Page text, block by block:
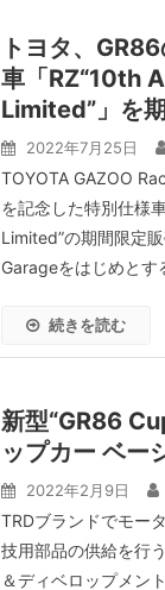
トヨタ、
車「RZ“10th
Limited”」を
2022年7月25日
TOYOTA GAZOO
を記念した特別仕様
Limited”の期間限定
Garageをはじめと
続きを読む
新型“GR86
ップカー ベー
2022年2月9日
TRDブランドでモー
技用部品の供給を行
＆ディベロップメン